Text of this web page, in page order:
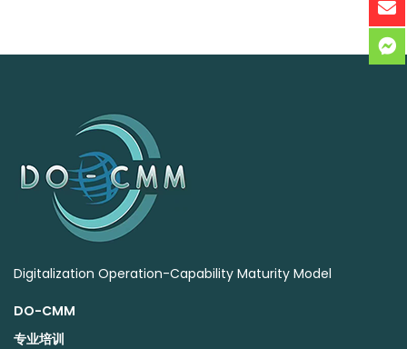
Digitalization Operation-Capability Maturity Model
DO-CMM
专业培训